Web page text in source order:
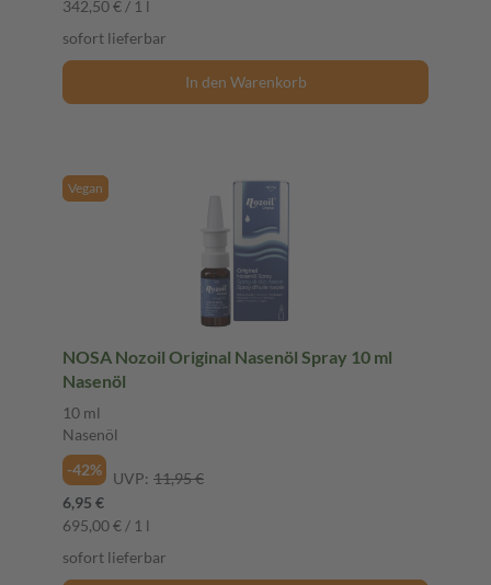
342,50 € / 1 l
sofort lieferbar
In den Warenkorb
Vegan
NOSA Nozoil Original Nasenöl Spray 10 ml
Nasenöl
10 ml
Nasenöl
-42%
UVP: 11,95 €
6,95 €
695,00 € / 1 l
sofort lieferbar